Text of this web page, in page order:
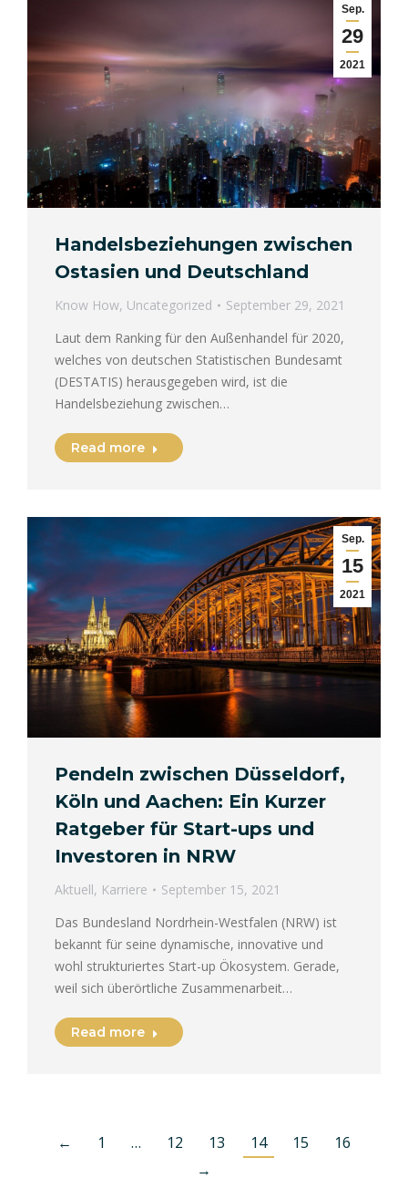
Sep.
29
2021
Handelsbeziehungen zwischen
Ostasien und Deutschland
Know How, Uncategorized
September 29, 2021
Laut dem Ranking für den Außenhandel für 2020,
welches von deutschen Statistischen Bundesamt
(DESTATIS) herausgegeben wird, ist die
Handelsbeziehung zwischen…
Read more
Sep.
15
2021
Pendeln zwischen Düsseldorf,
Köln und Aachen: Ein Kurzer
Ratgeber für Start-ups und
Investoren in NRW
Aktuell, Karriere
September 15, 2021
Das Bundesland Nordrhein-Westfalen (NRW) ist
bekannt für seine dynamische, innovative und
wohl strukturiertes Start-up Ökosystem. Gerade,
weil sich überörtliche Zusammenarbeit…
Read more
← 1 … 12 13 14 15
16
→